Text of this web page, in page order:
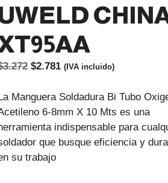
3.272 El
original
era:
$3.272.
$2.781El
actual
es:
$2.781.
(IVA incluido)
Manguera Soldadura Bi Tubo
6-8mm X 10 Mts es una
indispensable para
que busque eficiencia y
su trabajo